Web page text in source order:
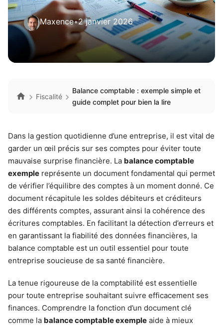
Maxence•2 janvier 2026
Fiscalité
Balance comptable : exemple simple et
guide complet pour bien la lire
Dans la gestion quotidienne d’une entreprise, il est vital de
garder un œil précis sur ses comptes pour éviter toute
mauvaise surprise financière. La balance comptable
exemple représente un document fondamental qui permet
de vérifier l’équilibre des comptes à un moment donné. Ce
document récapitule les soldes débiteurs et créditeurs
des différents comptes, assurant ainsi la cohérence des
écritures comptables. En facilitant la détection d’erreurs et
en garantissant la fiabilité des données financières, la
balance comptable est un outil essentiel pour toute
entreprise soucieuse de sa santé financière.
La tenue rigoureuse de la comptabilité est essentielle
pour toute entreprise souhaitant suivre efficacement ses
finances. Comprendre la fonction d’un document clé
comme la balance comptable exemple aide à mieux